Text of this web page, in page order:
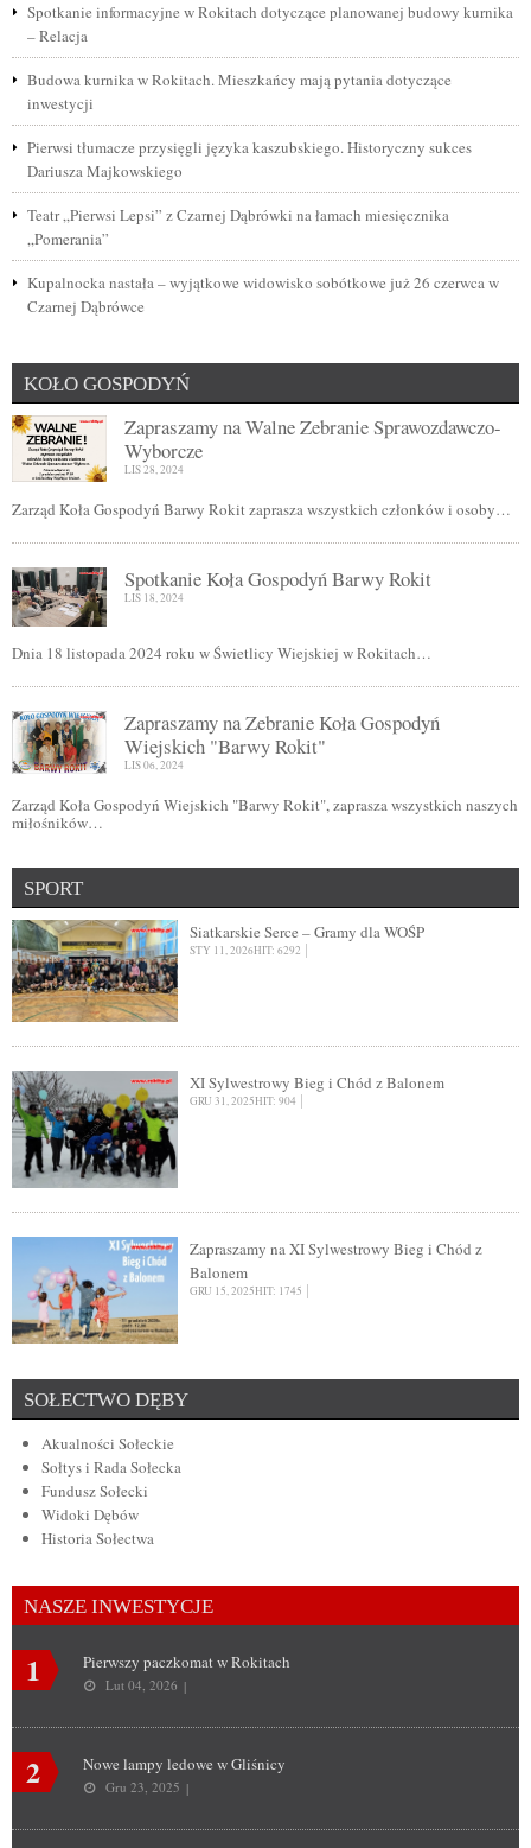
Spotkanie informacyjne w Rokitach dotyczące planowanej budowy kurnika
– Relacja
Budowa kurnika w Rokitach. Mieszkańcy mają pytania dotyczące
inwestycji
Pierwsi tłumacze przysięgli języka kaszubskiego. Historyczny sukces
Dariusza Majkowskiego
Teatr „Pierwsi Lepsi” z Czarnej Dąbrówki na łamach miesięcznika
„Pomerania”
Kupalnocka nastała – wyjątkowe widowisko sobótkowe już 26 czerwca w
Czarnej Dąbrówce
KOŁO GOSPODYŃ
Zapraszamy na Walne Zebranie Sprawozdawczo-
Wyborcze
LIS 28, 2024
Zarząd Koła Gospodyń Barwy Rokit zaprasza wszystkich członków i osoby…
Spotkanie Koła Gospodyń Barwy Rokit
LIS 18, 2024
Dnia 18 listopada 2024 roku w Świetlicy Wiejskiej w Rokitach…
Zapraszamy na Zebranie Koła Gospodyń
Wiejskich "Barwy Rokit"
LIS 06, 2024
Zarząd Koła Gospodyń Wiejskich "Barwy Rokit", zaprasza wszystkich naszych
miłośników…
SPORT
Siatkarskie Serce – Gramy dla WOŚP
STY 11, 2026HIT: 6292
XI Sylwestrowy Bieg i Chód z Balonem
GRU 31, 2025HIT: 904
Zapraszamy na XI Sylwestrowy Bieg i Chód z
Balonem
GRU 15, 2025HIT: 1745
SOŁECTWO DĘBY
Akualności Sołeckie
Sołtys i Rada Sołecka
Fundusz Sołecki
Widoki Dębów
Historia Sołectwa
NASZE INWESTYCJE
1 Pierwszy paczkomat w Rokitach
Lut 04, 2026
2 Nowe lampy ledowe w Gliśnicy
Gru 23, 2025